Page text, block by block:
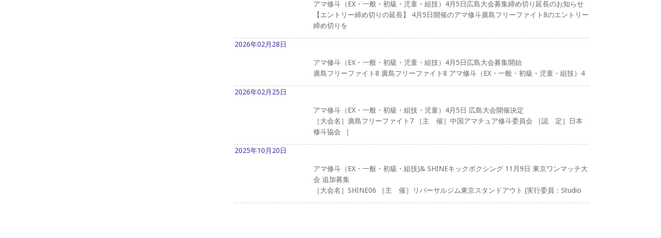
アマ修斗（EX・一般・初級・児童・組技）4月5日広島大会募集締め切り延長のお知らせ
【エントリー締め切りの延長】 4月5日開催のアマ修斗廣島フリーファイト8のエントリー
締め切りを
2026年02月28日
アマ修斗（EX・一般・初級・児童・組技）4月5日広島大会募集開始
廣島フリーファイト8 廣島フリーファイト8 アマ修斗（EX・一般・初級・児童・組技）4
2026年02月25日
アマ修斗（EX・一般・初級・組技・児童）4月5日 広島大会開催決定
［大会名］廣島フリーファイト7 ［主 催］中国アマチュア修斗委員会 ［認 定］日本
修斗協会 ［
2025年10月20日
アマ修斗（EX・一般・初級・組技)& SHINEキックボクシング 11月9日 東京ワンマッチ大
会 追加募集
［大会名］SHINE06 ［主 催］リバーサルジム東京スタンドアウト (実行委員：Studio